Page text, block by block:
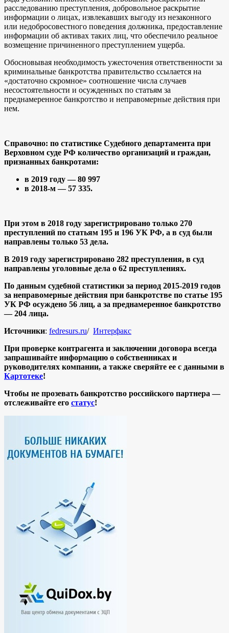
расследованию преступления, добровольное раскрытие
информации о лицах, извлекавших выгоду из незаконного
или недобросовестного поведения должника, предоставление
информации об активах таких лиц, что обеспечило реальное
возмещение причиненного преступлением ущерба.
Обосновывая необходимость ужесточения ответственности за
криминальные банкротства правительство ссылается на
«достаточно скромное» соотношение числа случаев
несостоятельности и осужденных по статьям за
преднамеренное банкротство и неправомерные действия при
нем.
Справочно: по статистике Судебного департамента при
Верховном суде РФ количество организаций и граждан,
признанных банкротами:
в 2019 году — 80 997
в 2018-м — 57 335.
При этом в 2018 году зарегистрировано только 270
преступлений по статьям 195 и 196 УК РФ, а в суд были
направлены только 53 дела.
В 2019 году зарегистрировано 282 преступления, в суд
направлены уголовные дела о 62 преступлениях.
По данным судебной статистики за период 2015-2019 годов
за неправомерные действия при банкротстве по статье 195
УК РФ осуждено 56 лиц, а за преднамеренное банкротство
— 204 лица.
Источники: fedresurs.ru/ Интерфакс
При проверке контрагента и заключении договора всегда
запрашивайте информацию о собственниках и
руководителях компании, а также сверяйте ее с данными в
Картотеке!
Чтобы не прозевать банкротство российского партнера —
отслеживайте его статус!